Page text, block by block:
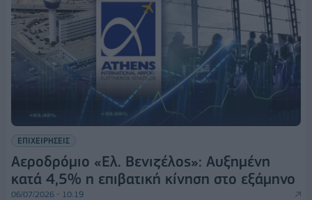
ΕΠΙΧΕΙΡΗΣΕΙΣ
Αεροδρόμιο «Ελ. Βενιζέλος»: Αυξημένη
κατά 4,5% η επιβατική κίνηση στο εξάμηνο
06/07/2026 - 10:19